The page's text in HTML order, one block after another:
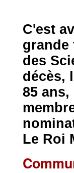
C'est
grande
des
décès,
85
Le Roi